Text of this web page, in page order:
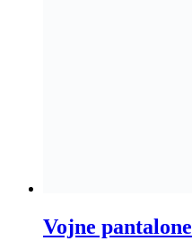
Vojne pantalone